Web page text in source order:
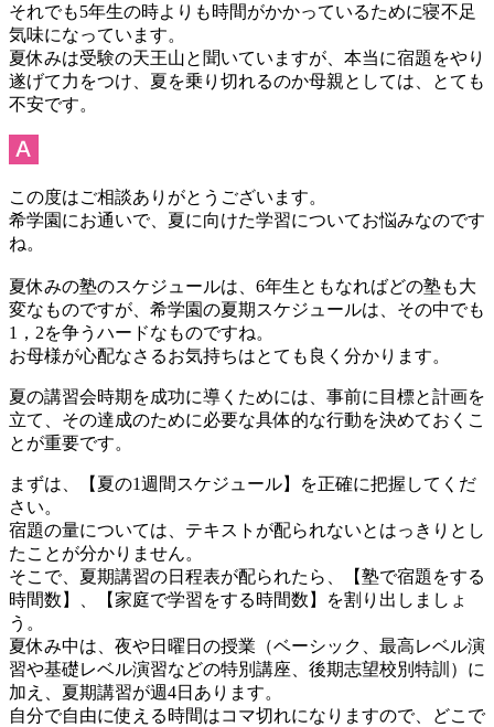
それでも5年生の時よりも時間がかかっているために寝不足
気味になっています。
夏休みは受験の天王山と聞いていますが、本当に宿題をやり
遂げて力をつけ、夏を乗り切れるのか母親としては、とても
不安です。
この度はご相談ありがとうございます。
希学園にお通いで、夏に向けた学習についてお悩みなのです
ね。
夏休みの塾のスケジュールは、6年生ともなればどの塾も大
変なものですが、希学園の夏期スケジュールは、その中でも
1，2を争うハードなものですね。
お母様が心配なさるお気持ちはとても良く分かります。
夏の講習会時期を成功に導くためには、事前に目標と計画を
立て、その達成のために必要な具体的な行動を決めておくこ
とが重要です。
まずは、【夏の1週間スケジュール】を正確に把握してくだ
さい。
宿題の量については、テキストが配られないとはっきりとし
たことが分かりません。
そこで、夏期講習の日程表が配られたら、【塾で宿題をする
時間数】、【家庭で学習をする時間数】を割り出しましょ
う。
夏休み中は、夜や日曜日の授業（ベーシック、最高レベル演
習や基礎レベル演習などの特別講座、後期志望校別特訓）に
加え、夏期講習が週4日あります。
自分で自由に使える時間はコマ切れになりますので、どこで